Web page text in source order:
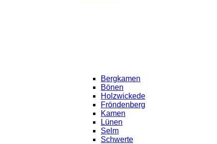
Bergkamen
Bönen
Holzwickede
Fröndenberg
Kamen
Lünen
Selm
Schwerte